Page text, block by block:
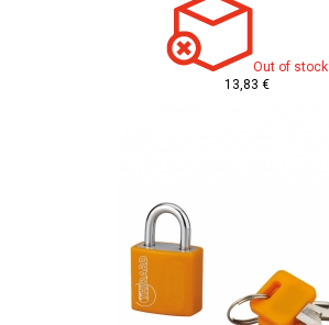
Out of stock
13,83 €